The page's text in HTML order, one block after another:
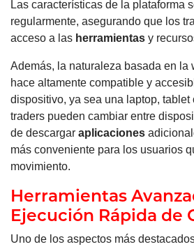
Las características de la plataforma
regularmente, asegurando que los
acceso a las herramientas y
Además, la naturaleza basada en la
hace altamente compatible y
dispositivo, ya sea una laptop, tablet
traders pueden cambiar entre
de descargar aplicaciones
más conveniente para los usuarios
movimiento.
Herramientas
Ejecución Rápida de
Uno de los aspectos más